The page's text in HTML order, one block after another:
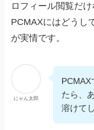
ロフィール閲覧だ
PCMAXにはどうし
が実情です。
にゃん太郎
PCMAX
たら、
溶けて